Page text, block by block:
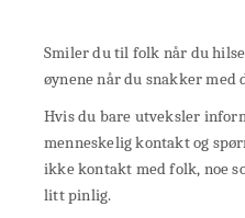
Smiler du til folk når du
øynene når du snakker med
Hvis du bare utveksler
menneskelig kontakt og
ikke kontakt med folk, noe
litt pinlig.